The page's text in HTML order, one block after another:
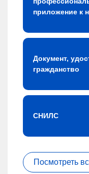
приложение к
Документ,
гражданство
СНИЛС
Посмотреть